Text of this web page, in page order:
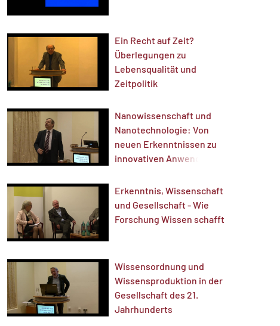
Ein Recht auf Zeit?
Überlegungen zu
Lebensqualität und
Zeitpolitik
Nanowissenschaft und
Nanotechnologie: Von
neuen Erkenntnissen zu
innovativen Anwendungen
Erkenntnis, Wissenschaft
und Gesellschaft - Wie
Forschung Wissen schafft
Wissensordnung und
Wissensproduktion in der
Gesellschaft des 21.
Jahrhunderts